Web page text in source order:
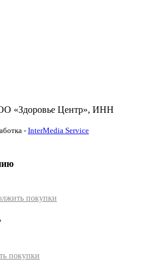
«Здоровье Центр», ИНН
- InterMedia Service
покупки
покупки